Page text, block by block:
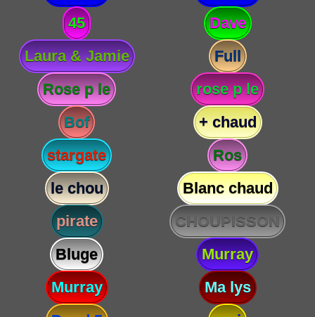
45
Dave
Laura & Jamie
Full
Rose p le
rose p le
Bof
+ chaud
stargate
Ros
le chou
Blanc chaud
pirate
CHOUPISSON
Bluge
Murray
Murray
Ma lys